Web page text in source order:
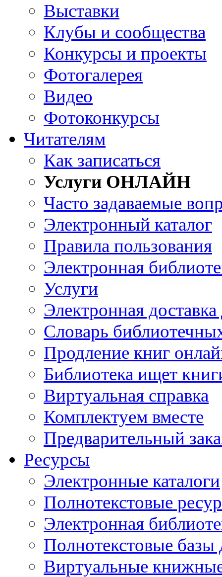
Выставки
Клубы и сообщества
Конкурсы и проекты
Фотогалерея
Видео
Фотоконкурсы
Читателям
Как записаться
Услуги ОНЛАЙН
Часто задаваемые
Электронный каталог
Правила пользования
Электронная
Услуги
Электронная
Словарь
Продление книг
Библиотека ищет
Виртуальная справка
Комплектуем вместе
Предварительный
Ресурсы
Электронные каталоги
Полнотекстовые
Электронная
Полнотекстовые
Виртуальные